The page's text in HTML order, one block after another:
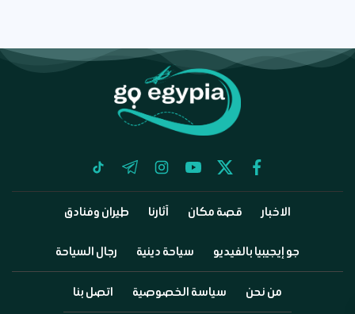
facebook
twitter
youtube
instagram
telegram
tiktok
الاخبار قصة مكان آثارنا طيران وفنادق
جو إيجيبيا بالفيديو سياحة دينية رجال السياحة
من نحن سياسة الخصوصية اتصل بنا